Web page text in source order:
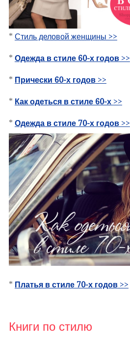
* Стиль деловой женщины >>
* Одежда в стиле 60-х годов>>
* Прически 60-х годов>>
* Как одеться в стиле 60-х >>
* Одежда в стиле 70-х годов>>
* Платья в стиле 70-х годов>>
Книги по стилю